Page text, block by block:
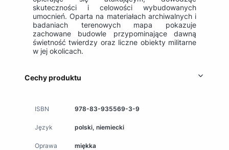
skuteczności i celowości wybudowanych
umocnień. Oparta na materiałach archiwalnych i
badaniach terenowych mapa pokazuje
zachowane budowle przypominające dawną
świetność twierdzy oraz liczne obiekty militarne
w jej okolicach.
Cechy produktu
ISBN 978-83-935569-3-9
Język polski, niemiecki
Oprawa miękka